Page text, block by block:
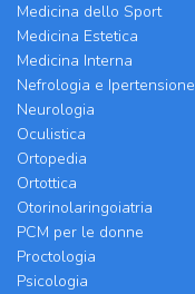
Medicina dello Sport
Medicina Estetica
Medicina Interna
Nefrologia e Ipertensione
Neurologia
Oculistica
Ortopedia
Ortottica
Otorinolaringoiatria
PCM per le donne
Proctologia
Psicologia